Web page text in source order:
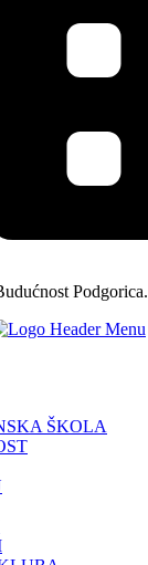
Podgorica.
ŠKOLA